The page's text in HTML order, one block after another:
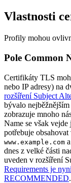
Vlastnosti
Profily mohou
Pole Common
Certifikáty TLS
nebo IP adresy) na
rozšíření Subject
bývalo
zobrazuje mnoho
Name se však
potřebuje
www.example.com a
dnes z velké části
uveden v rozšíření
Requirements je
RECOMMENDED.